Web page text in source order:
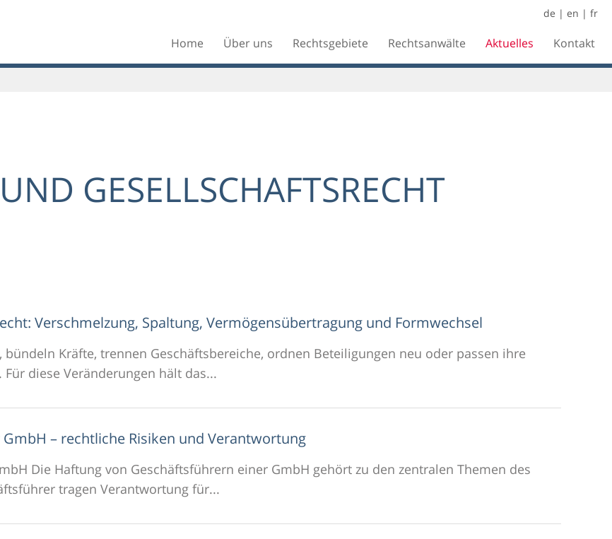
de | en | fr
Home Über uns Rechtsgebiete Rechtsanwälte Aktuelles Kontakt
GESELLSCHAFTSRECHT
Verschmelzung, Spaltung, Vermögensübertragung und Formwechsel
Kräfte, trennen Geschäftsbereiche, ordnen Beteiligungen neu oder passen ihre
diese Veränderungen hält das...
– rechtliche Risiken und Verantwortung
Die Haftung von Geschäftsführern einer GmbH gehört zu den zentralen Themen des
tragen Verantwortung für...